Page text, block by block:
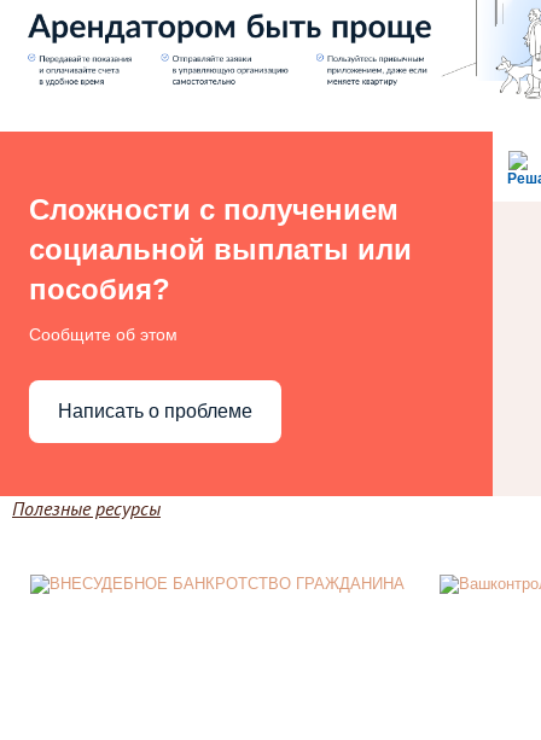
Сложности с получением
социальной выплаты или
пособия?
Сообщите об этом
Написать о проблеме
Полезные ресурсы